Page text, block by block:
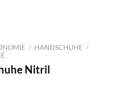
/ HANDSCHUHE /
Nitril